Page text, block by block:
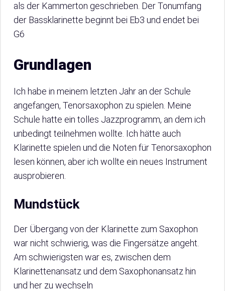
als der Kammerton geschrieben. Der Tonumfang
der Bassklarinette beginnt bei Eb3 und endet bei
G6
Grundlagen
Ich habe in meinem letzten Jahr an der Schule
angefangen, Tenorsaxophon zu spielen. Meine
Schule hatte ein tolles Jazzprogramm, an dem ich
unbedingt teilnehmen wollte. Ich hätte auch
Klarinette spielen und die Noten für Tenorsaxophon
lesen können, aber ich wollte ein neues Instrument
ausprobieren.
Mundstück
Der Übergang von der Klarinette zum Saxophon
war nicht schwierig, was die Fingersätze angeht.
Am schwierigsten war es, zwischen dem
Klarinettenansatz und dem Saxophonansatz hin
und her zu wechseln